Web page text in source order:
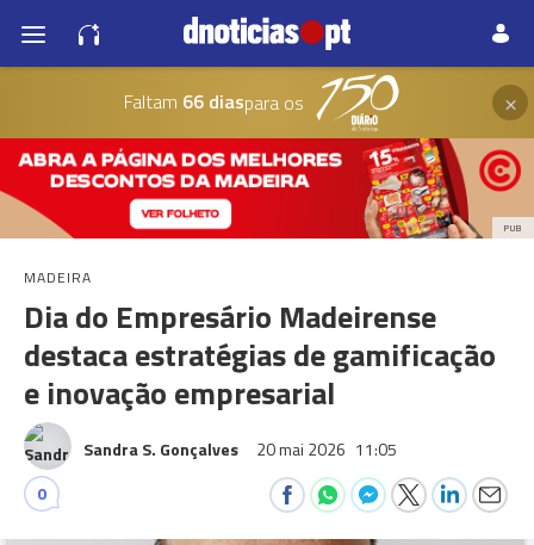
Faltam 66 diaspara os ×
PUB
MADEIRA
Dia do Empresário Madeirense
destaca estratégias de gamificação
e inovação empresarial
Sandra S. Gonçalves 20 mai 2026 11:05
0